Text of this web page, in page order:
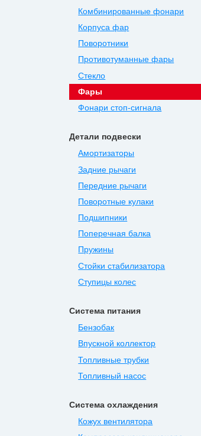
Комбинированные фонари
Корпуса фар
Поворотники
Противотуманные фары
Стекло
Фары
Фонари стоп-сигнала
Детали подвески
Амортизаторы
Задние рычаги
Передние рычаги
Поворотные кулаки
Подшипники
Поперечная балка
Пружины
Стойки стабилизатора
Ступицы колес
Система питания
Бензобак
Впускной коллектор
Топливные трубки
Топливный насос
Система охлаждения
Кожух вентилятора